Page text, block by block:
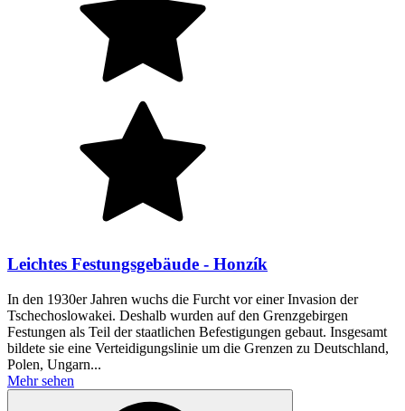
Leichtes Festungsgebäude - Honzík
In den 1930er Jahren wuchs die Furcht vor einer Invasion der
Tschechoslowakei. Deshalb wurden auf den Grenzgebirgen
Festungen als Teil der staatlichen Befestigungen gebaut. Insgesamt
bildete sie eine Verteidigungslinie um die Grenzen zu Deutschland,
Polen, Ungarn...
Mehr sehen